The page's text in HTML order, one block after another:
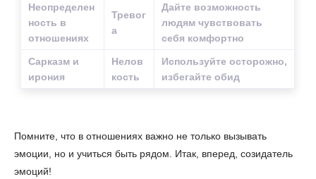
Неопределен
ность в
отношениях
Тревог
а
Дайте возможность
людям чувствовать
себя комфортно
Сарказм и
ирония
Нелов
кость
Используйте осторожно,
избегайте обид
Помните, что в отношениях важно не только вызывать
эмоции, но и учиться быть рядом. Итак, вперед, созидатель
эмоций!